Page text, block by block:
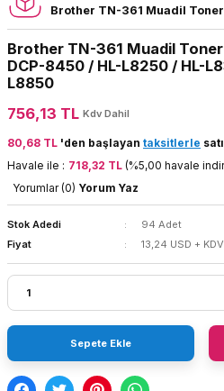
Brother TN-361 Muadil
Brother TN-361 Muadil
DCP-8450 / HL-L8250 / HL-
L8850
756,13 TL Kdv Dahil
80,68 TL 'den başlayan taksitlerle
Havale ile : 718,32 TL (%5,00 havale
Yorumlar (0) Yorum Yaz
Stok Adedi
94 Adet
Fiyat
13,24 USD + KDV
Sepete Ekle